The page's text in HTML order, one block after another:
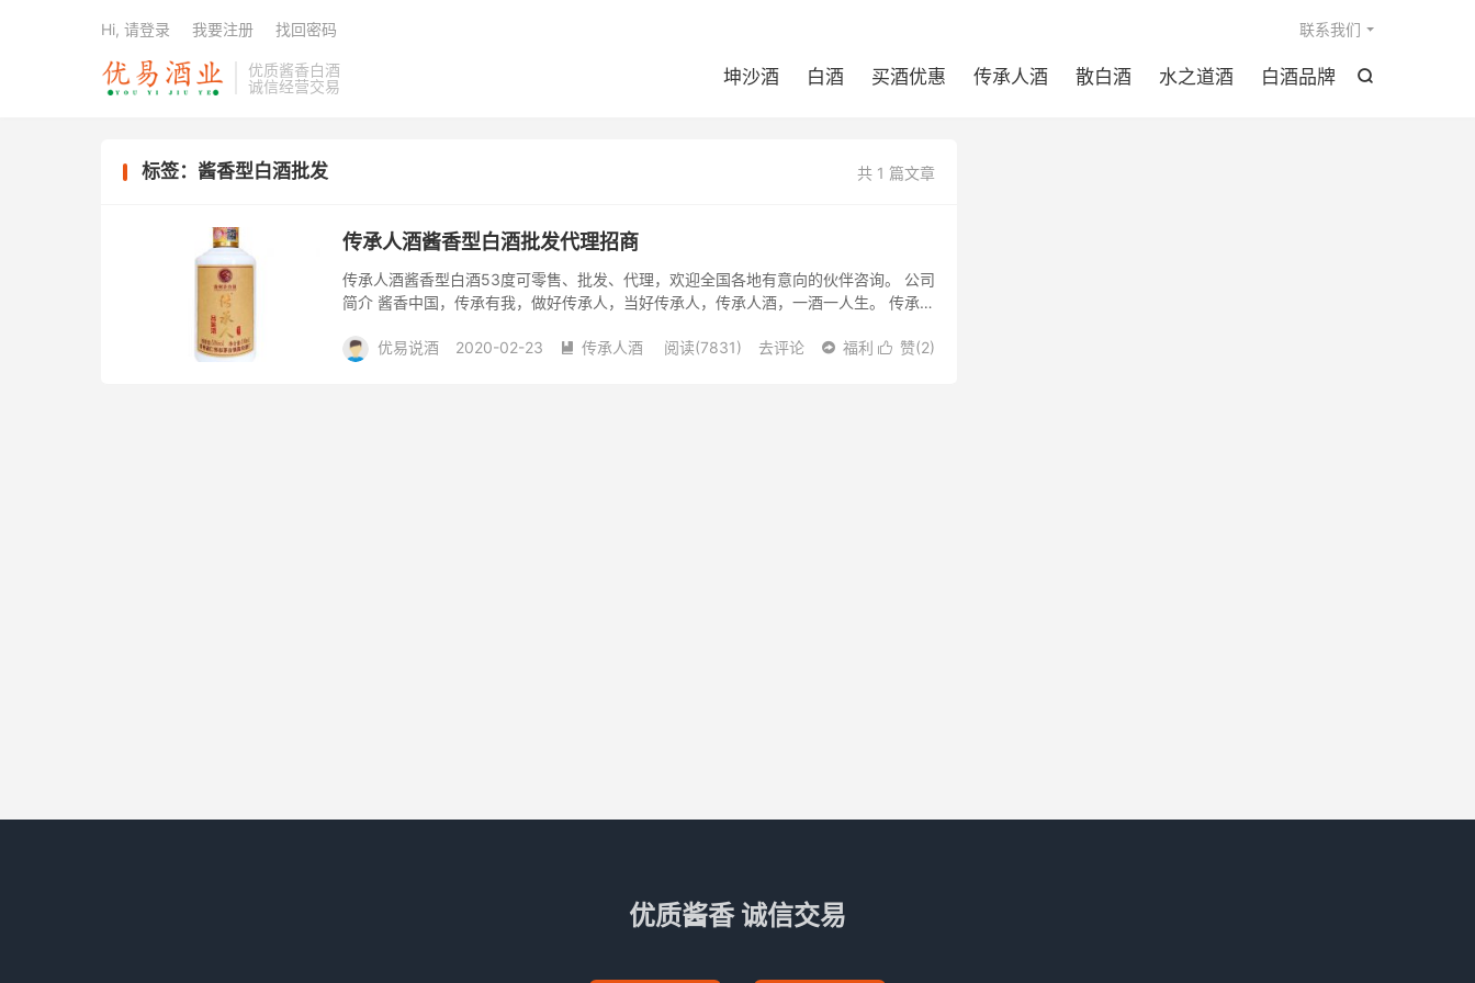
优质酱香白酒
诚信经营交易

坤沙酒 白酒 买酒优惠 传承人酒 散白酒 水之道酒 白酒品牌
联系我们
Hi, 请登录 我要注册 找回密码
共 1 篇文章
标签：酱香型白酒批发
传承人酒酱香型白酒批发代理招商
传承人酒酱香型白酒53度可零售、批发、代理，欢迎全国各地有意向的伙伴咨询。 公司
简介 酱香中国，传承有我，做好传承人，当好传承人，传承人酒，一酒一人生。 传承人
方...
 赞(2)
优易说酒 2020-02-23  传承人酒 阅读(7831) 去评论  福利
优质酱香 诚信交易